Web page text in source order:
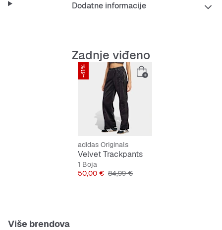
Pojas s vezicom
100% poliester (recikliran)
Dodatne informacije
Zadnje viđeno
-41%
adidas Originals
Velvet Trackpants
1 Boja
Cijena
50,00 € Originalna cijena
84,99 €
Više brendova